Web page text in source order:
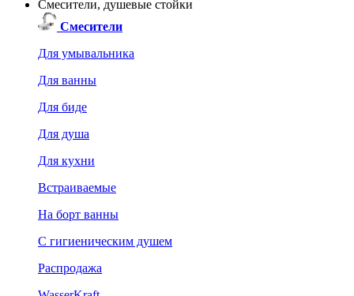
Смесители, душевые стойки
Смесители
Для умывальника
Для ванны
Для биде
Для душа
Для кухни
Встраиваемые
На борт ванны
C гигиеническим душем
Распродажа